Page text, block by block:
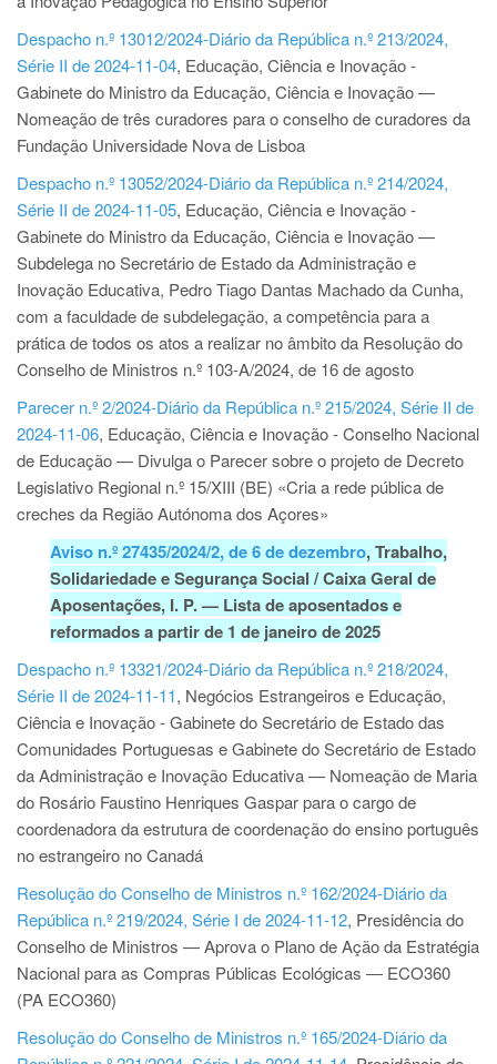
Despacho n.º 13012/2024-Diário da República n.º 213/2024,
Série II de 2024-11-04, Educação, Ciência e Inovação -
Gabinete do Ministro da Educação, Ciência e Inovação —
Nomeação de três curadores para o conselho de curadores da
Fundação Universidade Nova de Lisboa
Despacho n.º 13052/2024-Diário da República n.º 214/2024,
Série II de 2024-11-05, Educação, Ciência e Inovação -
Gabinete do Ministro da Educação, Ciência e Inovação —
Subdelega no Secretário de Estado da Administração e
Inovação Educativa, Pedro Tiago Dantas Machado da Cunha,
com a faculdade de subdelegação, a competência para a
prática de todos os atos a realizar no âmbito da Resolução do
Conselho de Ministros n.º 103-A/2024, de 16 de agosto
Parecer n.º 2/2024-Diário da República n.º 215/2024, Série II de
2024-11-06, Educação, Ciência e Inovação - Conselho Nacional
de Educação — Divulga o Parecer sobre o projeto de Decreto
Legislativo Regional n.º 15/XIII (BE) «Cria a rede pública de
creches da Região Autónoma dos Açores»
Aviso n.º 27435/2024/2, de 6 de dezembro, Trabalho,
Solidariedade e Segurança Social / Caixa Geral de
Aposentações, I. P. — Lista de aposentados e
reformados a partir de 1 de janeiro de 2025
Despacho n.º 13321/2024-Diário da República n.º 218/2024,
Série II de 2024-11-11, Negócios Estrangeiros e Educação,
Ciência e Inovação - Gabinete do Secretário de Estado das
Comunidades Portuguesas e Gabinete do Secretário de Estado
da Administração e Inovação Educativa — Nomeação de Maria
do Rosário Faustino Henriques Gaspar para o cargo de
coordenadora da estrutura de coordenação do ensino português
no estrangeiro no Canadá
Resolução do Conselho de Ministros n.º 162/2024-Diário da
República n.º 219/2024, Série I de 2024-11-12, Presidência do
Conselho de Ministros — Aprova o Plano de Ação da Estratégia
Nacional para as Compras Públicas Ecológicas ― ECO360
(PA ECO360)
Resolução do Conselho de Ministros n.º 165/2024-Diário da